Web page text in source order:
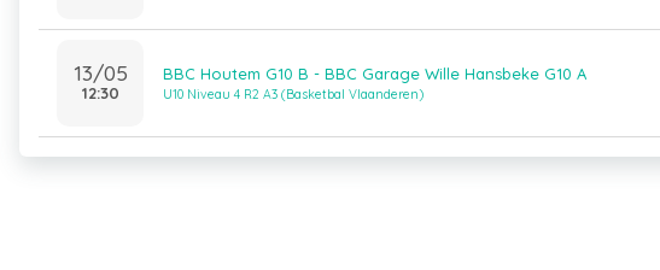
13/05
12:30
BBC Houtem G10 B - BBC Garage Wille Hansbeke G10 A
U10 Niveau 4 R2 A3 (Basketbal Vlaanderen)